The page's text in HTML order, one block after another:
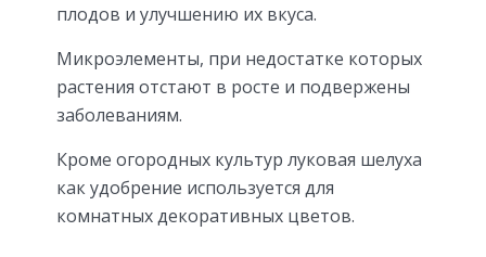
плодов и улучшению их вкуса.
Микроэлементы, при недостатке которых
растения отстают в росте и подвержены
заболеваниям.
Кроме огородных культур луковая шелуха
как удобрение используется для
комнатных декоративных цветов.